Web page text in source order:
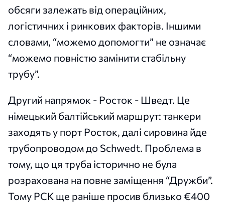
обсяги залежать від операційних,
логістичних і ринкових факторів. Іншими
словами, “можемо допомогти” не означає
“можемо повністю замінити стабільну
трубу”.
Другий напрямок - Росток - Шведт. Це
німецький балтійський маршрут: танкери
заходять у порт Росток, далі сировина йде
трубопроводом до Schwedt. Проблема в
тому, що ця труба історично не була
розрахована на повне заміщення “Дружби”.
Тому PCK ще раніше просив близько €400